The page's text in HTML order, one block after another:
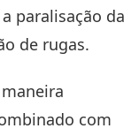
paralisação da
de rugas.
com